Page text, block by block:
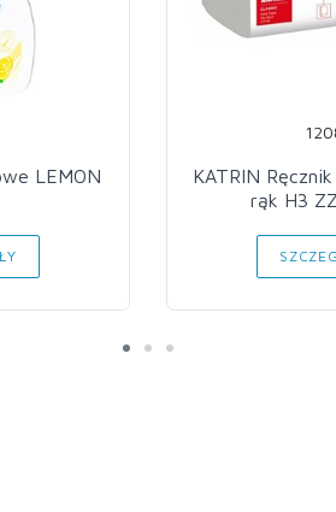
LEMON
KATRIN
rąk H3